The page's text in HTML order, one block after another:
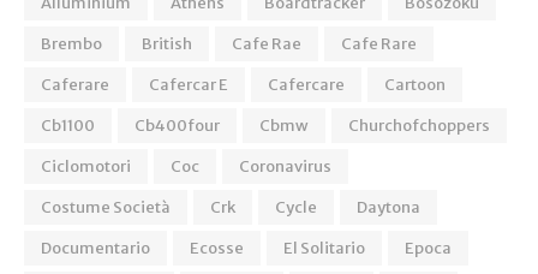
Brembo
British Cafe Rae
Cafe Rare
Caferare
Cafercar E Cafercare
Cartoon
Cb1100
Cb400four Cbmw
Churchofchoppers
Ciclomotori
Coc
Coronavirus
Costume Società
Crk Cycle
Daytona
Documentario
Ecosse El Solitario
Epoca